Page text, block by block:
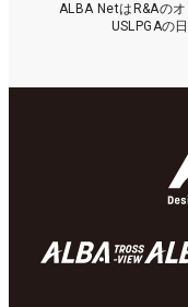
ALBA NetはR&Aの
USLPGAの